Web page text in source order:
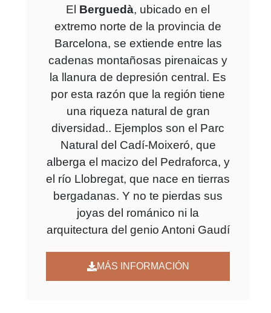
El Berguedà, ubicado en el
extremo norte de la provincia de
Barcelona, se extiende entre las
cadenas montañosas pirenaicas y
la llanura de depresión central. Es
por esta razón que la región tiene
una riqueza natural de gran
diversidad.. Ejemplos son el Parc
Natural del Cadí-Moixeró, que
alberga el macizo del Pedraforca, y
el río Llobregat, que nace en tierras
bergadanas. Y no te pierdas sus
joyas del románico ni la
arquitectura del genio Antoni Gaudí
MÁS INFORMACIÓN